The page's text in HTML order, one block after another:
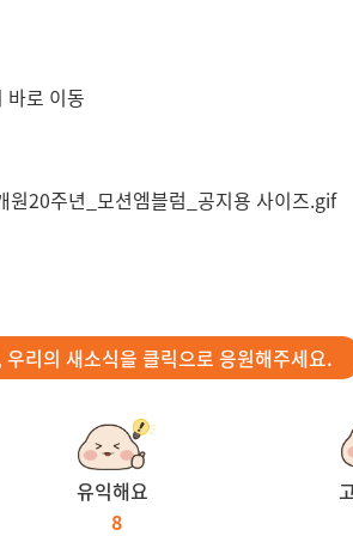
로 이동
우리의 새소식을 클릭으로 응원해주세요.
유익해요
8